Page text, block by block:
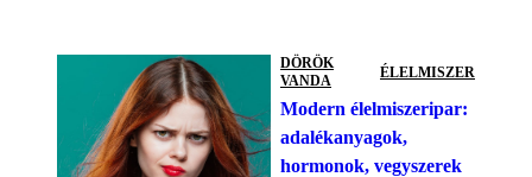
DÖRÖK
VANDA
ÉLELMISZER
Modern élelmiszeripar:
adalékanyagok,
hormonok, vegyszerek